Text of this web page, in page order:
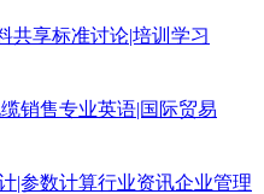
共享标准讨论|培训学习
销售专业英语|国际贸易
|参数计算行业资讯企业管理